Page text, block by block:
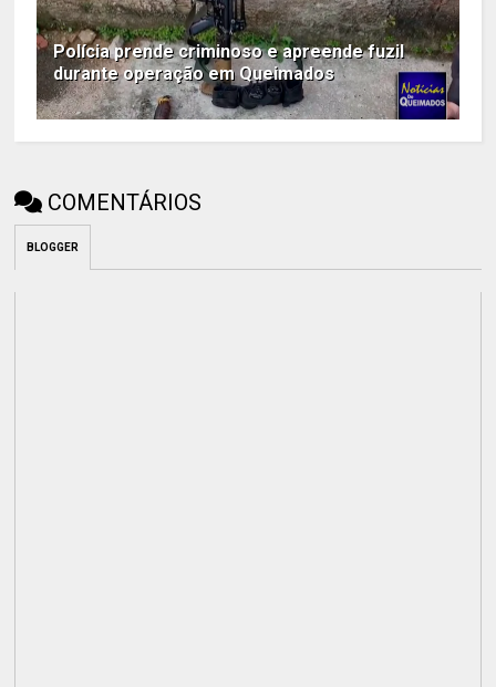
Polícia prende criminoso e apreende fuzil
durante operação em Queimados
COMENTÁRIOS
BLOGGER